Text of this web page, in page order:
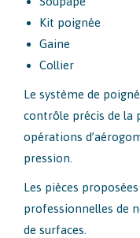
Kit poignée
Gaine
Collier
Le système de
contrôle précis de la
opérations
pression.
Les pièces
professionnelles de
de surfaces.